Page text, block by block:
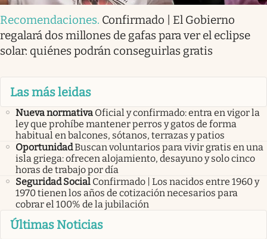
Recomendaciones. Confirmado | El Gobierno
regalará dos millones de gafas para ver el eclipse
solar: quiénes podrán conseguirlas gratis
Las más leidas
Nueva normativa Oficial y confirmado: entra en vigor la
ley que prohíbe mantener perros y gatos de forma
habitual en balcones, sótanos, terrazas y patios
OportunidadBuscan voluntarios para vivir gratis en una
isla griega: ofrecen alojamiento, desayuno y solo cinco
horas de trabajo por día
Seguridad Social Confirmado | Los nacidos entre 1960 y
1970 tienen los años de cotización necesarios para
cobrar el 100% de la jubilación
Últimas Noticias